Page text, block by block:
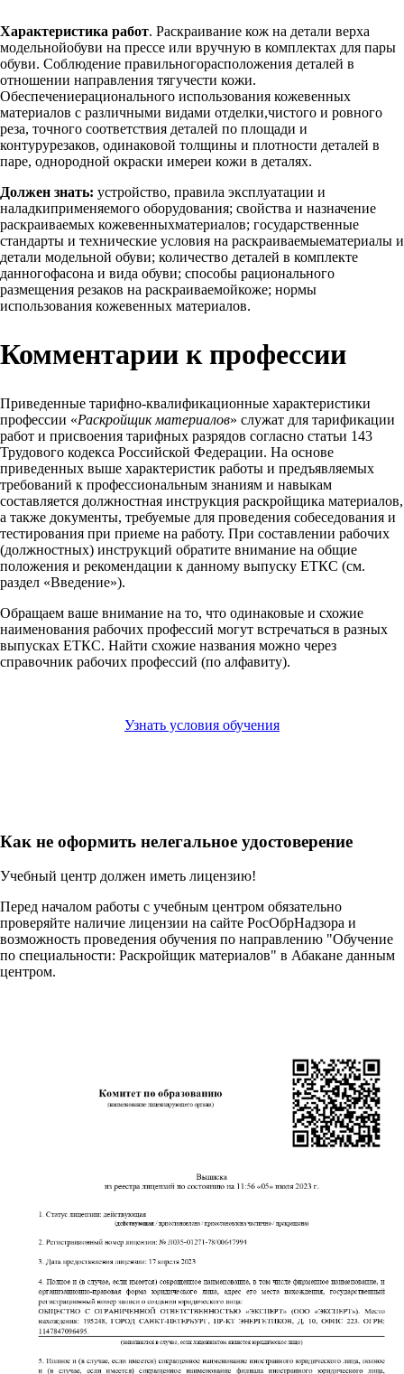
Характеристика работ. Раскраивание кож на детали верха
модельнойобуви на прессе или вручную в комплектах для пары
обуви. Соблюдение правильногорасположения деталей в
отношении направления тягучести кожи.
Обеспечениерационального использования кожевенных
материалов с различными видами отделки,чистого и ровного
реза, точного соответствия деталей по площади и
контурурезаков, одинаковой толщины и плотности деталей в
паре, однородной окраски имереи кожи в деталях.
Должен знать: устройство, правила эксплуатации и
наладкиприменяемого оборудования; свойства и назначение
раскраиваемых кожевенныхматериалов; государственные
стандарты и технические условия на раскраиваемыематериалы и
детали модельной обуви; количество деталей в комплекте
данногофасона и вида обуви; способы рационального
размещения резаков на раскраиваемойкоже; нормы
использования кожевенных материалов.
Комментарии к профессии
Приведенные тарифно-квалификационные характеристики
профессии «Раскройщик материалов» служат для тарификации
работ и присвоения тарифных разрядов согласно статьи 143
Трудового кодекса Российской Федерации. На основе
приведенных выше характеристик работы и предъявляемых
требований к профессиональным знаниям и навыкам
составляется должностная инструкция раскройщика материалов,
а также документы, требуемые для проведения собеседования и
тестирования при приеме на работу. При составлении рабочих
(должностных) инструкций обратите внимание на общие
положения и рекомендации к данному выпуску ЕТКС (см.
раздел «Введение»).
Обращаем ваше внимание на то, что одинаковые и схожие
наименования рабочих профессий могут встречаться в разных
выпусках ЕТКС. Найти схожие названия можно через
справочник рабочих профессий (по алфавиту).
Узнать условия обучения
Как не оформить нелегальное удостоверение
Учебный центр должен иметь лицензию!
Перед началом работы с учебным центром обязательно
проверяйте наличие лицензии на сайте РосОбрНадзора и
возможность проведения обучения по направлению "Обучение
по специальности: Раскройщик материалов" в Абакане данным
центром.